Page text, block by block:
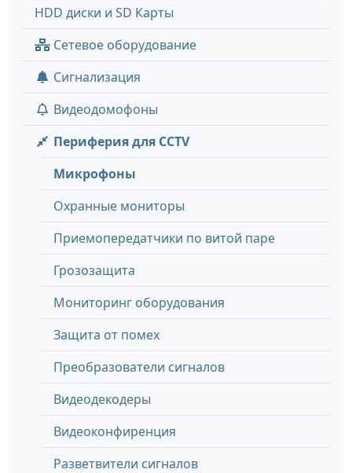
HDD диски и SD Карты
Сетевое оборудование
Сигнализация
Видеодомофоны
Периферия для CCTV
Микрофоны
Охранные мониторы
Приемопередатчики по витой паре
Грозозащита
Мониторинг оборудования
Защита от помех
Преобразователи сигналов
Видеодекодеры
Видеоконфиренция
Разветвители сигналов